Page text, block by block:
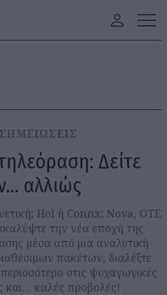
ΣΗΜΕΙΩΣΕΙΣ
Δείτε
αλλιώς
Hol ή Connx; Nova, OTE
την νέα εποχή της
μέσα από μια αναλυτική
πακέτων, διαλέξτε
στις ψυχαγωγικές
και… καλές προβολές!